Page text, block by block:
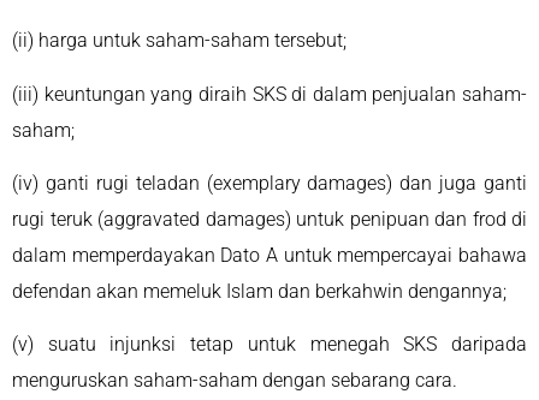
(ii) harga untuk saham-saham tersebut;
(iii) keuntungan yang diraih SKS di dalam penjualan saham-
saham;
(iv) ganti rugi teladan (exemplary damages) dan juga ganti
rugi teruk (aggravated damages) untuk penipuan dan frod di
dalam memperdayakan Dato A untuk mempercayai bahawa
defendan akan memeluk Islam dan berkahwin dengannya;
(v) suatu injunksi tetap untuk menegah SKS daripada
menguruskan saham-saham dengan sebarang cara.